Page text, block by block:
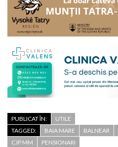
PUBLICAT ÎN:
UTILE
TAGGED:
BAIA MARE BALNEAR
CJP MM
PENSIONARI